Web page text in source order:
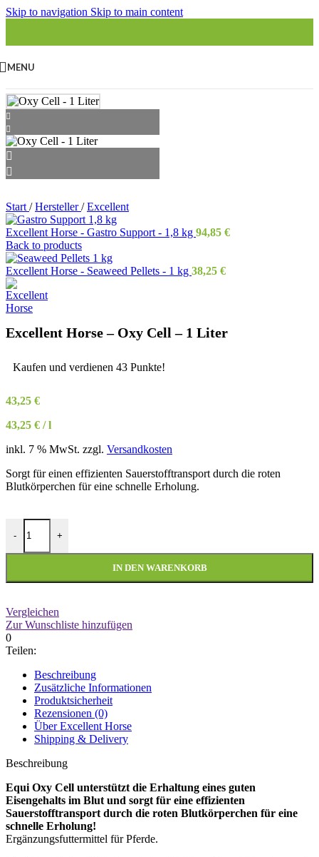
Skip to navigation Skip to main content
MENU
Start / Hersteller/ Excellent
Excellent Horse - Gastro Support - 1,8 kg 94,85 €
Back to products
Excellent Horse - Seaweed Pellets - 1 kg 38,25 €
Excellent Horse – Oxy Cell – 1 Liter
Kaufen und verdienen 43 Punkte!
43,25 €
43,25 € /l
inkl. 7 % MwSt. zzgl. Versandkosten
Sorgt für einen effizienten Sauerstofftransport durch die roten
Blutkörperchen für eine schnelle Erholung.
-
Excellent Horse - Oxy Cell - 1 Liter Menge
+
IN DEN WARENKORB
Vergleichen
Zur Wunschliste hinzufügen
0
Teilen:
Beschreibung
Zusätzliche Informationen
Produktsicherheit
Rezensionen (0)
Über Excellent Horse
Shipping & Delivery
Beschreibung
Equi Oxy Cell unterstützt die Erhaltung eines guten
Eisengehalts im Blut und sorgt für eine effizienten
Sauerstofftransport durch die roten Blutkörperchen für eine
schnelle Erholung!
Ergänzungsfuttermittel für Pferde.